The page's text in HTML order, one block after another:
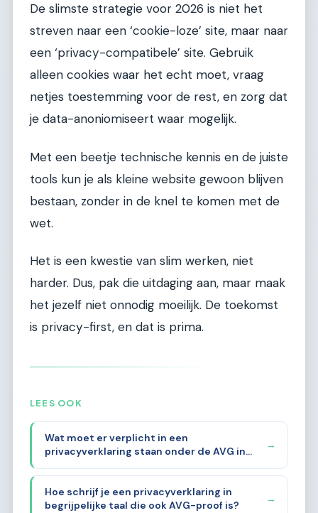
De slimste strategie voor 2026 is niet het
streven naar een ‘cookie-loze’ site, maar naar
een ‘privacy-compatibele’ site. Gebruik
alleen cookies waar het echt moet, vraag
netjes toestemming voor de rest, en zorg dat
je data-anoniomiseert waar mogelijk.
Met een beetje technische kennis en de juiste
tools kun je als kleine website gewoon blijven
bestaan, zonder in de knel te komen met de
wet.
Het is een kwestie van slim werken, niet
harder. Dus, pak die uitdaging aan, maar maak
het jezelf niet onnodig moeilijk. De toekomst
is privacy-first, en dat is prima.
LEES OOK
Wat moet er verplicht in een
privacyverklaring staan onder de AVG in
→
Hoe schrijf je een privacyverklaring in
begrijpelijke taal die ook AVG-proof is?
→